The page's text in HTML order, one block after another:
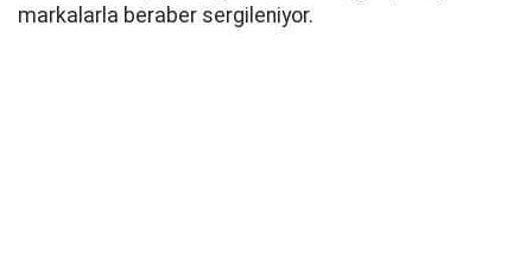
markalarla beraber sergileniyor.